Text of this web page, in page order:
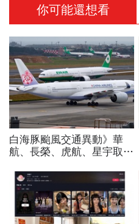
你可能還想看
白海豚颱風交通異動》華
航、長榮、虎航、星宇取消
飛沖繩！台鐵高鐵公路管制
不斷更新